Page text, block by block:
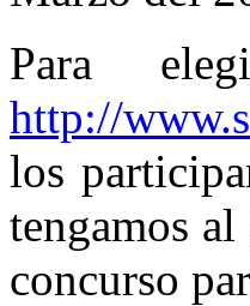
Para
http://
los
tengamos
concurso